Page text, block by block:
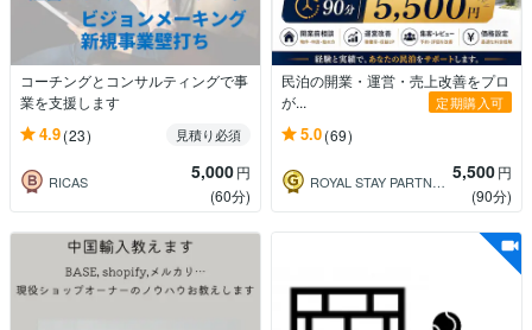
コーチングとコンサルティングで事
業を支援します
4.9(23) 見積り必須
RICAS 5,000円
(60分)
民泊の開業・運営・売上改善をプロ
が...
定期購入可
5.0(69)
ROYAL STAY PARTNERS 5,500円
(90分)